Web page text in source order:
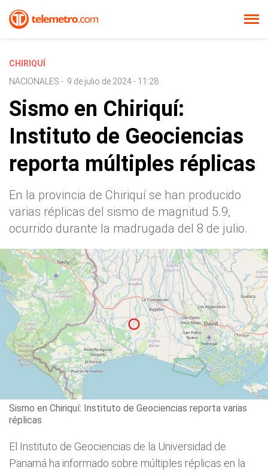
CHIRIQUÍ
NACIONALES - 9 de julio de 2024 - 11:28
Sismo en Chiriquí:
Instituto de Geociencias
reporta múltiples réplicas
En la provincia de Chiriquí se han producido
varias réplicas del sismo de magnitud 5.9,
ocurrido durante la madrugada del 8 de julio.
Sismo en Chiriquí: Instituto de Geociencias reporta varias
réplicas
El Instituto de Geociencias de la Universidad de
Panamá ha informado sobre múltiples réplicas en la